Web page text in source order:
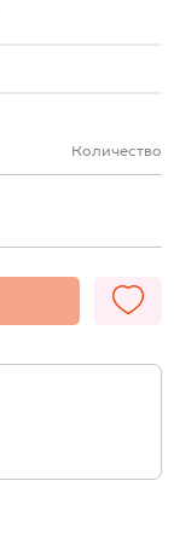
Количество